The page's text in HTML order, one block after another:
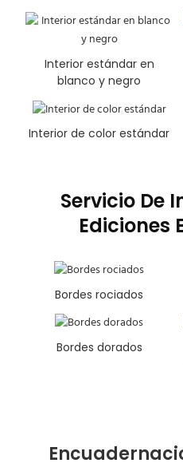
Interior estándar en
blanco y negro
Interior de color estándar
Servicio De
Ediciones
Bordes rociados
Bordes dorados